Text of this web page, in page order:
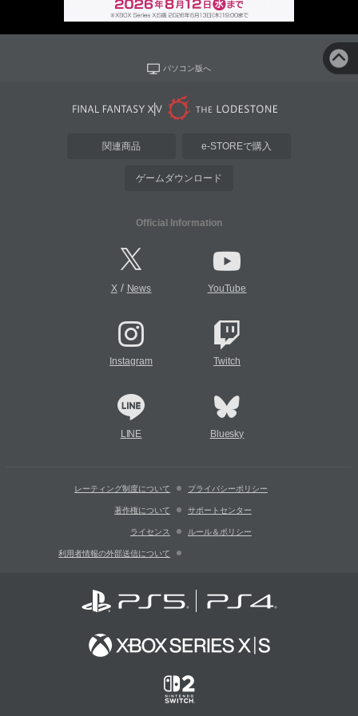
パソコン版へ
関連商品 e-STOREで購入
ゲームダウンロード
Official Information
X/ News YouTube
Instagram Twitch
LINE Bluesky
レーティング制度について プライバシーポリシー
著作権について サポートセンター
ライセンス ルール＆ポリシー
利用者情報の外部送信について